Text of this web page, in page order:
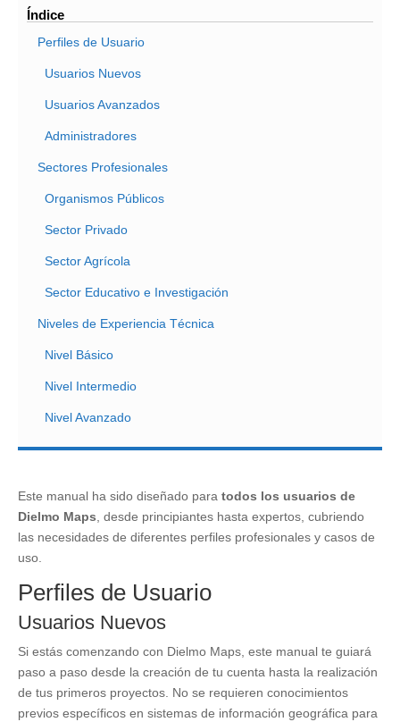
Índice
Perfiles de Usuario
Usuarios Nuevos
Usuarios Avanzados
Administradores
Sectores Profesionales
Organismos Públicos
Sector Privado
Sector Agrícola
Sector Educativo e Investigación
Niveles de Experiencia Técnica
Nivel Básico
Nivel Intermedio
Nivel Avanzado
Este manual ha sido diseñado para todos los usuarios de
Dielmo Maps , desde principiantes hasta expertos, cubriendo
las necesidades de diferentes perfiles profesionales y casos de
uso.
Perfiles de Usuario
Usuarios Nuevos
Si estás comenzando con Dielmo Maps, este manual te guiará
paso a paso desde la creación de tu cuenta hasta la realización
de tus primeros proyectos. No se requieren conocimientos
previos específicos en sistemas de información geográfica para